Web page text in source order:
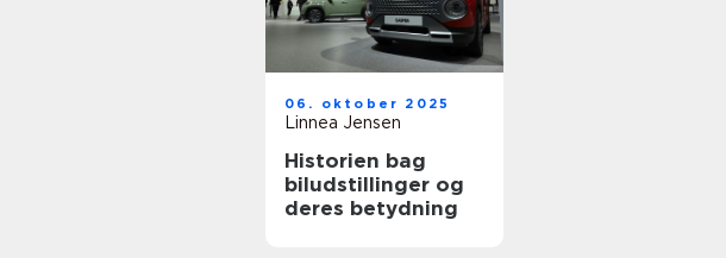
06. oktober 2025
Linnea Jensen
Historien bag
biludstillinger og
deres betydning